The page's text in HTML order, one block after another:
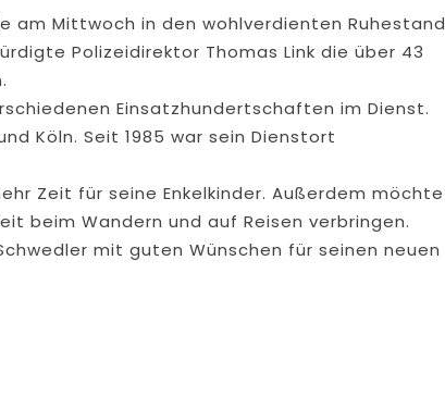
am Mittwoch in den wohlverdienten Ruhestand
Polizeidirektor Thomas Link die über 43
Einsatzhundertschaften im Dienst.
Köln. Seit 1985 war sein Dienstort
Zeit für seine Enkelkinder. Außerdem möchte
beim Wandern und auf Reisen verbringen.
mit guten Wünschen für seinen neuen